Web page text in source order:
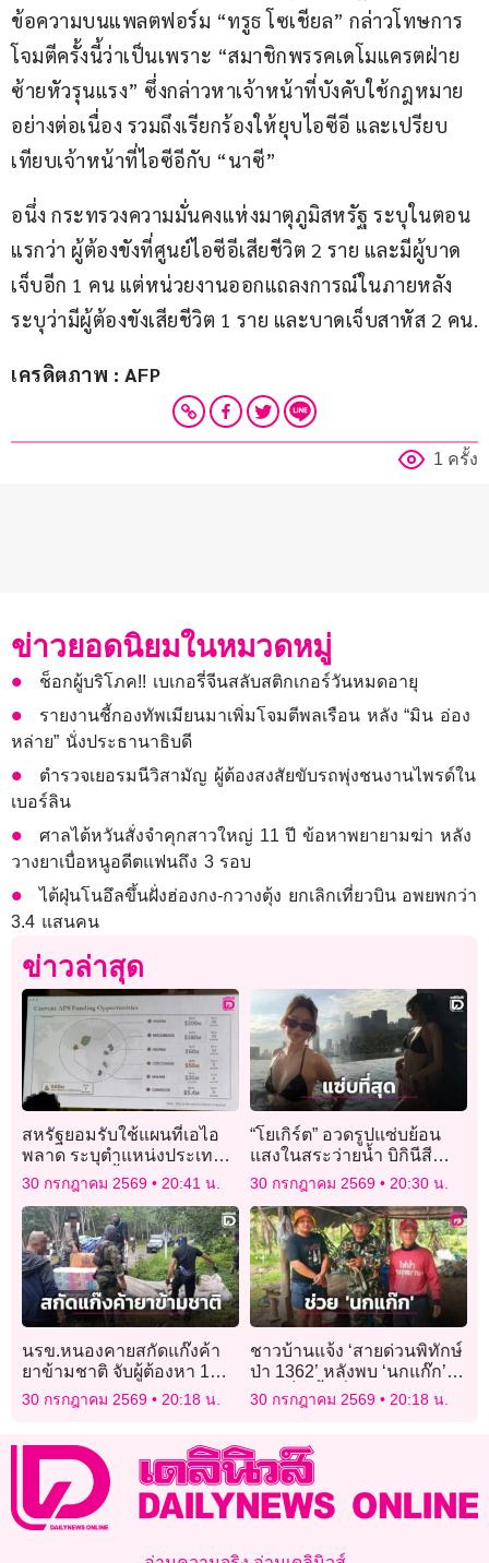
ข้อความบนแพลตฟอร์ม “ทรูธ โซเชียล” กล่าวโทษการ
โจมตีครั้งนี้ว่าเป็นเพราะ “สมาชิกพรรคเดโมแครตฝ่าย
ซ้ายหัวรุนแรง” ซึ่งกล่าวหาเจ้าหน้าที่บังคับใช้กฎหมาย
อย่างต่อเนื่อง รวมถึงเรียกร้องให้ยุบไอซีอี และเปรียบ
เทียบเจ้าหน้าที่ไอซีอีกับ “นาซี”
อนึ่ง กระทรวงความมั่นคงแห่งมาตุภูมิสหรัฐ ระบุในตอน
แรกว่า ผู้ต้องขังที่ศูนย์ไอซีอีเสียชีวิต 2 ราย และมีผู้บาด
เจ็บอีก 1 คน แต่หน่วยงานออกแถลงการณ์ในภายหลัง
ระบุว่ามีผู้ต้องขังเสียชีวิต 1 ราย และบาดเจ็บสาหัส 2 คน.
เครดิตภาพ : AFP
1 ครั้ง
ข่าวยอดนิยมในหมวดหมู่
ช็อกผู้บริโภค!! เบเกอรี่จีนสลับสติกเกอร์วันหมดอายุ
รายงานชี้กองทัพเมียนมาเพิ่มโจมตีพลเรือน หลัง “มิน อ่อง
หล่าย” นั่งประธานาธิบดี
ตำรวจเยอรมนีวิสามัญ ผู้ต้องสงสัยขับรถพุ่งชนงานไพรด์ใน
เบอร์ลิน
ศาลไต้หวันสั่งจำคุกสาวใหญ่ 11 ปี ข้อหาพยายามฆ่า หลัง
วางยาเบื่อหนูอดีตแฟนถึง 3 รอบ
ไต้ฝุ่นโนอึลขึ้นฝั่งฮ่องกง-กวางตุ้ง ยกเลิกเที่ยวบิน อพยพกว่า
3.4 แสนคน
ข่าวล่าสุด
สหรัฐยอมรับใช้แผนที่เอไอ
พลาด ระบุตำแหน่งประเทศ
แอฟริกาผิดทั้งทวีป
30 กรกฎาคม 2569 20:41 น.
“โยเกิร์ต” อวดรูปแซ่บย้อน
แสงในสระว่ายน้ำ บิกินีสีดำ
สนิทตัดผิวขาวละมุนทำใจ
แฟนๆสั่นหนักมาก
30 กรกฎาคม 2569 20:30 น.
นรข.หนองคายสกัดแก๊งค้า
ยาข้ามชาติ จับผู้ต้องหา 1
ราย ยึดไอซ์มูลค่ากว่า 300
30 กรกฎาคม 2569 20:18 น.
ชาวบ้านแจ้ง ‘สายด่วนพิทักษ์
ป่า 1362’ หลังพบ ‘นกแก๊ก’
บาดเจ็บ พื้นที่
หนองหญ้าปล้อง-เพชรบุรี
30 กรกฎาคม 2569 20:18 น.